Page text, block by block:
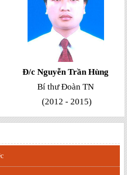
Đ/c Nguyễn Trần Hùng
Bí thư Đoàn TN
(2012 - 2015)